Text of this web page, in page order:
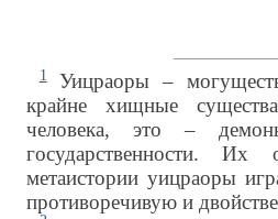
1Уицраоры –
крайне хищные
человека, это –
государственности.
метаистории уицраоры
противоречивую и